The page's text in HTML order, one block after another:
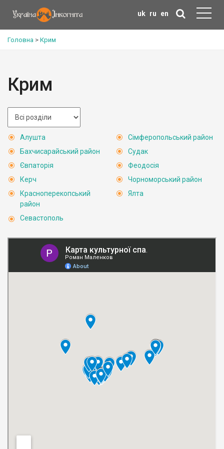
uk ru en
Головна > Крим
Крим
Алушта
Бахчисарайський район
Євпаторія
Керч
Красноперекопський
район
Севастополь
Сімферопольський район
Судак
Феодосія
Чорноморський район
Ялта